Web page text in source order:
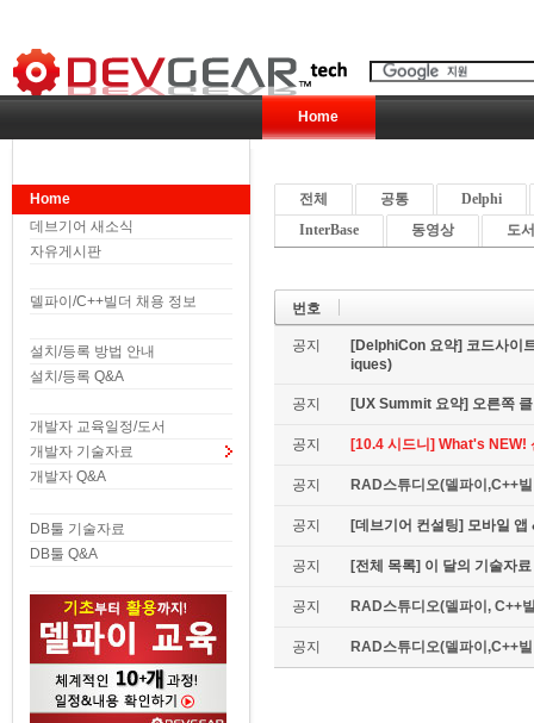
Home
Home
데브기어 새소식
자유게시판
델파이/C++빌더 채용 정보
설치/등록 방법 안내
설치/등록 Q&A
개발자 교육일정/도서
개발자 기술자료
개발자 Q&A
DB툴 기술자료
DB툴 Q&A
전체 공통
Delphi
InterBase
동영상 도
번호
공지
[DelphiCon 요약] 코드사이
iques)
공지 [UX Summit 요약] 오른쪽
공지 [10.4 시드니] What's NEW!
공지 RAD스튜디오(델파이,C++
공지 [데브기어 컨설팅] 모바일
공지 [전체 목록] 이 달의 기술자
공지 RAD스튜디오(델파이, C++
공지 RAD스튜디오(델파이,C++